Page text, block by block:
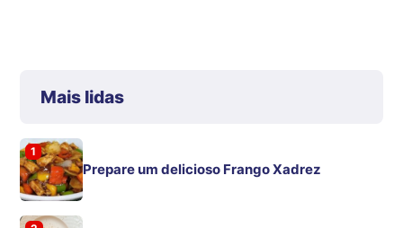
Mais lidas
1
Prepare um delicioso Frango Xadrez